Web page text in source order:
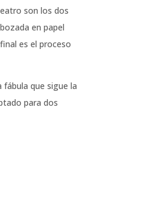
son los dos
en papel
es el proceso
que sigue la
para dos